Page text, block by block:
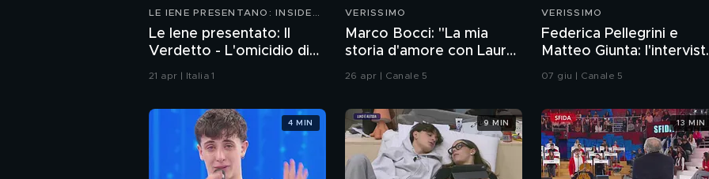
LE IENE PRESENTANO: INSIDE
Le Iene presentato: Il
Verdetto - L'omicidio di
Avetrana
21 apr | Italia 1
VERISSIMO
Marco Bocci: "La mia
storia d'amore con Laura
Chiatti"
26 apr | Canale 5
VERISSIMO
Federica Pellegrini e
Matteo Giunta:
integrale
07 giu | Canale 5
4 MIN 9 MIN 13 MIN